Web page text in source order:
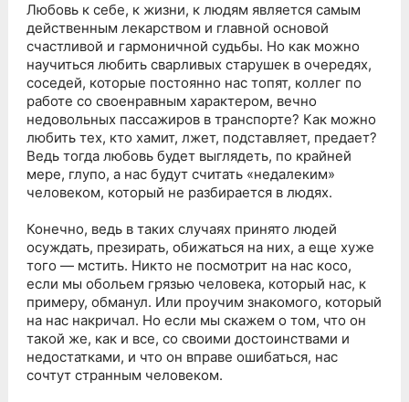
Любовь к себе, к жизни, к людям является самым
действенным лекарством и главной основой
счастливой и гармоничной судьбы. Но как можно
научиться любить сварливых старушек в очередях,
соседей, которые постоянно нас топят, коллег по
работе со своенравным характером, вечно
недовольных пассажиров в транспорте? Как можно
любить тех, кто хамит, лжет, подставляет, предает?
Ведь тогда любовь будет выглядеть, по крайней
мере, глупо, а нас будут считать «недалеким»
человеком, который не разбирается в людях.
Конечно, ведь в таких случаях принято людей
осуждать, презирать, обижаться на них, а еще хуже
того — мстить. Никто не посмотрит на нас косо,
если мы обольем грязью человека, который нас, к
примеру, обманул. Или проучим знакомого, который
на нас накричал. Но если мы скажем о том, что он
такой же, как и все, со своими достоинствами и
недостатками, и что он вправе ошибаться, нас
сочтут странным человеком.